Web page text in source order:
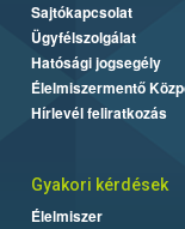
Sajtókapcsolat
Ügyfélszolgálat
Hatósági jogsegély
Élelmiszermentő
Hírlevél feliratkozás
Gyakori kérdések
Élelmiszer